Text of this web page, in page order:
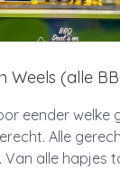
Weels (alle
eender welke
Alle
Van alle hapjes